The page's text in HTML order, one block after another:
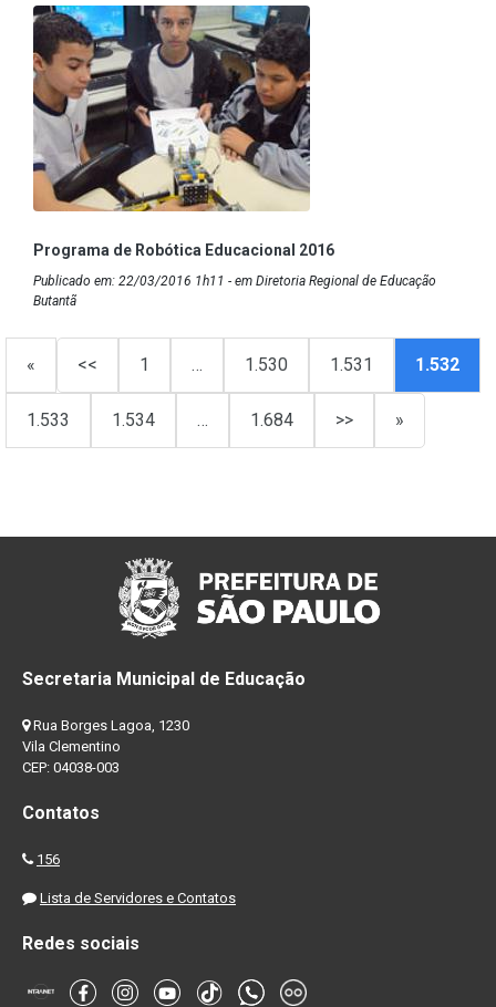
Programa de Robótica Educacional 2016
Publicado em: 22/03/2016 1h11 - em Diretoria Regional de Educação
Butantã
« << 1 … 1.530 1.531 1.532
1.533 1.534 … 1.684 >> »
Secretaria Municipal de Educação
Rua Borges Lagoa, 1230
Vila Clementino
CEP: 04038-003
Contatos
156
Lista de Servidores e Contatos
Redes sociais